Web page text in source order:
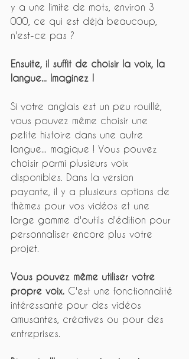
y a une limite de mots, environ 3
000, ce qui est déjà beaucoup,
n'est-ce pas ?
Ensuite, il suffit de choisir la voix, la
langue... Imaginez !
Si votre anglais est un peu rouillé,
vous pouvez même choisir une
petite histoire dans une autre
langue... magique ! Vous pouvez
choisir parmi plusieurs voix
disponibles. Dans la version
payante, il y a plusieurs options de
thèmes pour vos vidéos et une
large gamme d'outils d'édition pour
personnaliser encore plus votre
projet.
Vous pouvez même utiliser votre
propre voix. C'est une fonctionnalité
intéressante pour des vidéos
amusantes, créatives ou pour des
entreprises.